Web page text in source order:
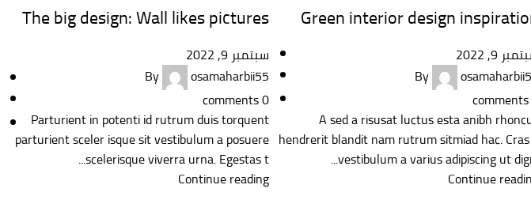
Green interior design
9, 2022
By
comments
A sed a risusat luctus esta anibh
hendrerit blandit nam rutrum sitmiad hac.
vestibulum a varius adipiscing ut
Continue
The big design: Wall likes pictures
سبتمبر 9, 2022
By
osamaharbii55
0
comments
Parturient in potenti id rutrum duis torquent
parturient sceler isque sit vestibulum a posuere
scelerisque viverra urna. Egestas t...
Continue reading